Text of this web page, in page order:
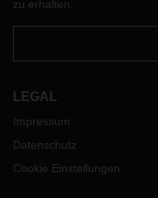
zu erhalten.
LEGAL
Impressum
Datenschutz
Cookie Einstellungen